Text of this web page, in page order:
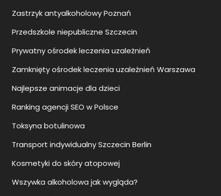
Zastrzyk antyalkoholowy Poznań
Przedszkole niepubliczne Szczecin
Prywatny ośrodek leczenia uzależnień
Zamknięty ośrodek leczenia uzależnień Warszawa
Najlepsze animacje dla dzieci
Ranking agencji SEO w Polsce
Toksyna botulinowa
Transport indywidualny Szczecin Berlin
Kosmetyki do skóry atopowej
Wszywka alkoholowa jak wygląda?